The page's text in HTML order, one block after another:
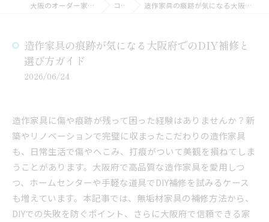
大阪のオーダー家具ならサンウッド コラム 造作家具の痕跡が気になる大阪府でのDIY補修と選び方ガイド
造作家具の痕跡が気になる大阪府でのDIY補修と
選び方ガイド
2026/06/24
造作家具に傷や痕跡が残って困った経験はありませんか？新
築やリノベーションで完璧に収まったこだわりの造作家具
も、日常生活で傷やへこみ、打痕がついて美観を損ねてしま
うことがあります。大阪府で高品質な造作家具を愛用しつ
つ、ホームセンターや手軽な道具でDIY補修を試みるケース
も増えています。本記事では、無垢材家具の補修方法から、
DIYでの失敗を防ぐポイント、さらに大阪府で信頼できる家